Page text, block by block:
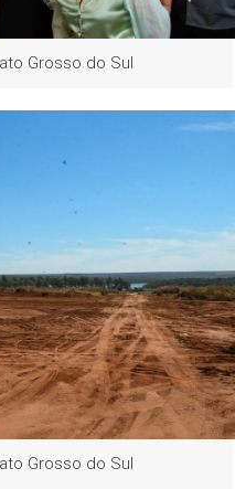
Grosso do Sul
Grosso do Sul